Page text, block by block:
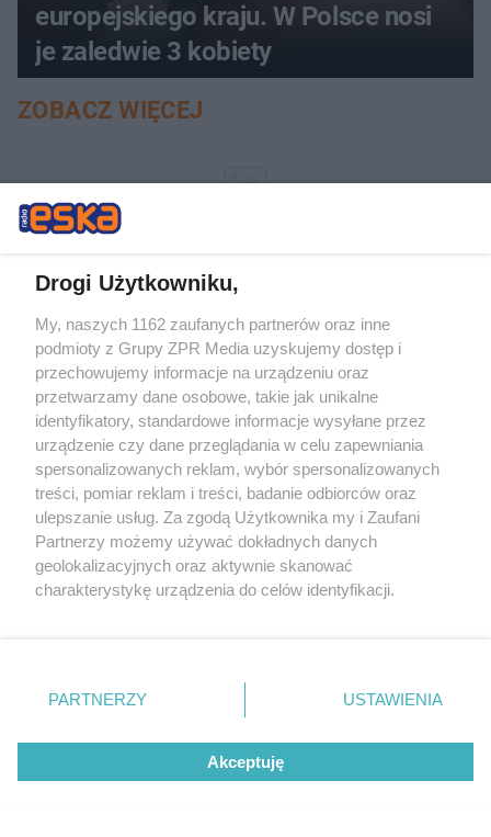
europejskiego kraju. W Polsce nosi
je zaledwie 3 kobiety
ZOBACZ WIĘCEJ
Żaden utwór zamieszczony w serwisie nie może być powielany i
rozpowszechniany lub dalej rozpowszechniany w jakikolwiek sposób (w
tym także elektroniczny lub mechaniczny) na jakimkolwiek polu
Drogi Użytkowniku,
My, naszych 1162 zaufanych partnerów oraz inne
podmioty z Grupy ZPR Media uzyskujemy dostęp i
przechowujemy informacje na urządzeniu oraz
przetwarzamy dane osobowe, takie jak unikalne
identyfikatory, standardowe informacje wysyłane przez
urządzenie czy dane przeglądania w celu zapewniania
spersonalizowanych reklam, wybór spersonalizowanych
treści, pomiar reklam i treści, badanie odbiorców oraz
ulepszanie usług. Za zgodą Użytkownika my i Zaufani
Partnerzy możemy używać dokładnych danych
geolokalizacyjnych oraz aktywnie skanować
charakterystykę urządzenia do celów identyfikacji.
zmienić/wycofać klikając przycisk ustawień prywatności
znajdujący się w lewym dolnym rogu strony
rodzaje przetwarzania danych nie wymagają zgody
użytkownika, ale masz prawo sprzeciwić się takiemu
przetwarzaniu. Preferencje będą miały zastosowanie tylko
PARTNERZY USTAWIENIA
Akceptuję